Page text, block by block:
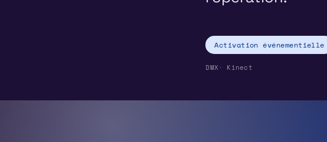
Activation événementielle
DMX Kinect